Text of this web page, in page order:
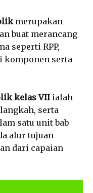
merupakan
buat merancang
seperti RPP,
komponen serta
kelas VII ialah
serta
satu unit bab
alur tujuan
dari capaian